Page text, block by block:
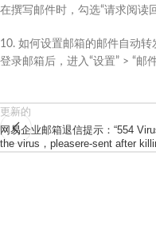
在撰写邮件时，勾选“请求阅读
10. 如何设置邮箱的邮件自动转
登录邮箱后，进入“设置” > “邮
更新的
网易企业邮箱退信提示：“554
the virus，pleasere-sent after